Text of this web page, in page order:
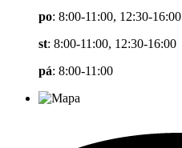
po: 8:00-11:00, 12:30-16:00
st: 8:00-11:00, 12:30-16:00
pá: 8:00-11:00